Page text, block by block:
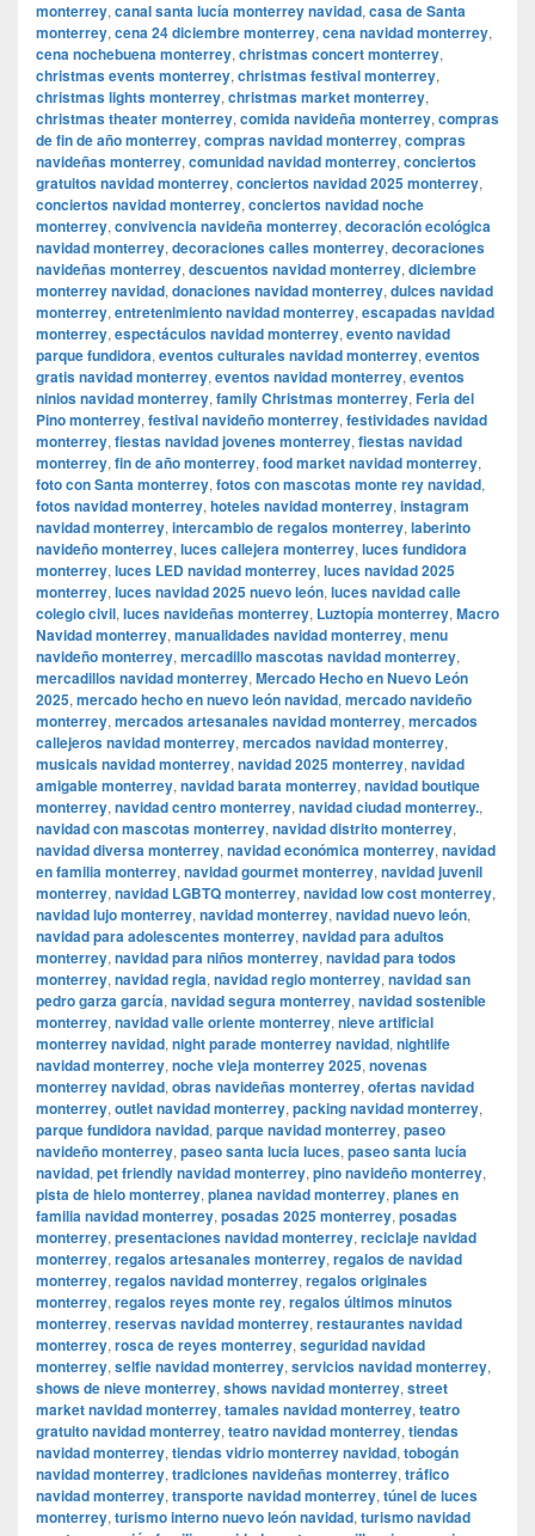
monterrey, canal santa lucía monterrey navidad, casa de Santa
monterrey, cena 24 diciembre monterrey, cena navidad monterrey,
cena nochebuena monterrey, christmas concert monterrey,
christmas events monterrey, christmas festival monterrey,
christmas lights monterrey, christmas market monterrey,
christmas theater monterrey, comida navideña monterrey, compras
de fin de año monterrey, compras navidad monterrey, compras
navideñas monterrey, comunidad navidad monterrey, conciertos
gratuitos navidad monterrey, conciertos navidad 2025 monterrey,
conciertos navidad monterrey, conciertos navidad noche
monterrey, convivencia navideña monterrey, decoración ecológica
navidad monterrey, decoraciones calles monterrey, decoraciones
navideñas monterrey, descuentos navidad monterrey, diciembre
monterrey navidad, donaciones navidad monterrey, dulces navidad
monterrey, entretenimiento navidad monterrey, escapadas navidad
monterrey, espectáculos navidad monterrey, evento navidad
parque fundidora, eventos culturales navidad monterrey, eventos
gratis navidad monterrey, eventos navidad monterrey, eventos
ninios navidad monterrey, family Christmas monterrey, Feria del
Pino monterrey, festival navideño monterrey, festividades navidad
monterrey, fiestas navidad jovenes monterrey, fiestas navidad
monterrey, fin de año monterrey, food market navidad monterrey,
foto con Santa monterrey, fotos con mascotas monte rey navidad,
fotos navidad monterrey, hoteles navidad monterrey, instagram
navidad monterrey, intercambio de regalos monterrey, laberinto
navideño monterrey, luces callejera monterrey, luces fundidora
monterrey, luces LED navidad monterrey, luces navidad 2025
monterrey, luces navidad 2025 nuevo león, luces navidad calle
colegio civil, luces navideñas monterrey, Luztopía monterrey, Macro
Navidad monterrey, manualidades navidad monterrey, menu
navideño monterrey, mercadillo mascotas navidad monterrey,
mercadillos navidad monterrey, Mercado Hecho en Nuevo León
2025, mercado hecho en nuevo león navidad, mercado navideño
monterrey, mercados artesanales navidad monterrey, mercados
callejeros navidad monterrey, mercados navidad monterrey,
musicals navidad monterrey, navidad 2025 monterrey, navidad
amigable monterrey, navidad barata monterrey, navidad boutique
monterrey, navidad centro monterrey, navidad ciudad monterrey.,
navidad con mascotas monterrey, navidad distrito monterrey,
navidad diversa monterrey, navidad económica monterrey, navidad
en familia monterrey, navidad gourmet monterrey, navidad juvenil
monterrey, navidad LGBTQ monterrey, navidad low cost monterrey,
navidad lujo monterrey, navidad monterrey, navidad nuevo león,
navidad para adolescentes monterrey, navidad para adultos
monterrey, navidad para niños monterrey, navidad para todos
monterrey, navidad regia, navidad regio monterrey, navidad san
pedro garza garcía, navidad segura monterrey, navidad sostenible
monterrey, navidad valle oriente monterrey, nieve artificial
monterrey navidad, night parade monterrey navidad, nightlife
navidad monterrey, noche vieja monterrey 2025, novenas
monterrey navidad, obras navideñas monterrey, ofertas navidad
monterrey, outlet navidad monterrey, packing navidad monterrey,
parque fundidora navidad, parque navidad monterrey, paseo
navideño monterrey, paseo santa lucia luces, paseo santa lucía
navidad, pet friendly navidad monterrey, pino navideño monterrey,
pista de hielo monterrey, planea navidad monterrey, planes en
familia navidad monterrey, posadas 2025 monterrey, posadas
monterrey, presentaciones navidad monterrey, reciclaje navidad
monterrey, regalos artesanales monterrey, regalos de navidad
monterrey, regalos navidad monterrey, regalos originales
monterrey, regalos reyes monte rey, regalos últimos minutos
monterrey, reservas navidad monterrey, restaurantes navidad
monterrey, rosca de reyes monterrey, seguridad navidad
monterrey, selfie navidad monterrey, servicios navidad monterrey,
shows de nieve monterrey, shows navidad monterrey, street
market navidad monterrey, tamales navidad monterrey, teatro
gratuito navidad monterrey, teatro navidad monterrey, tiendas
navidad monterrey, tiendas vidrio monterrey navidad, tobogán
navidad monterrey, tradiciones navideñas monterrey, tráfico
navidad monterrey, transporte navidad monterrey, túnel de luces
monterrey, turismo interno nuevo león navidad, turismo navidad